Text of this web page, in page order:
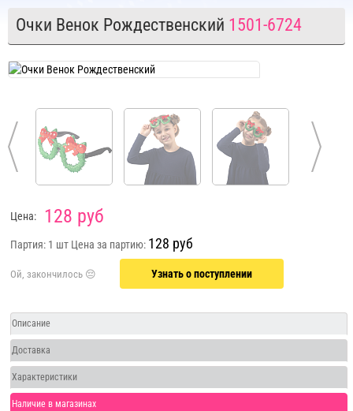
Очки Венок Рождественский 1501-6724
Цена: 128 руб
Партия: 1 шт Цена за партию: 128 руб
Узнать о поступлении
Описание
Доставка
Характеристики
Наличие в магазинах